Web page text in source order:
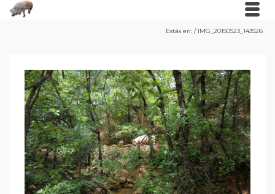
Estás en: / IMG_20150523_143526